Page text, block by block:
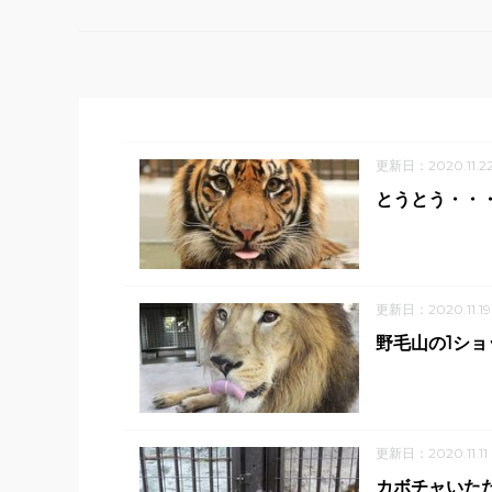
更新日：2020.11.22
とうとう・・・
更新日：2020.11.19
野毛山の1シ
更新日：2020.11.11
カボチャいた